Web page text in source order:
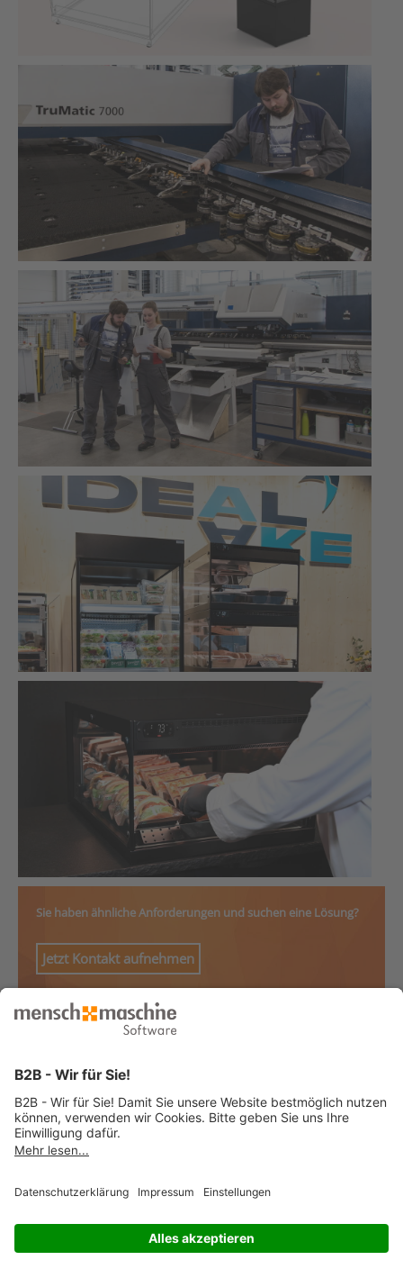
Sie haben ähnliche Anforderungen und suchen eine Lösung?
Jetzt Kontakt aufnehmen
© 2026 Mensch und Maschine -Impressum-Datenschutz